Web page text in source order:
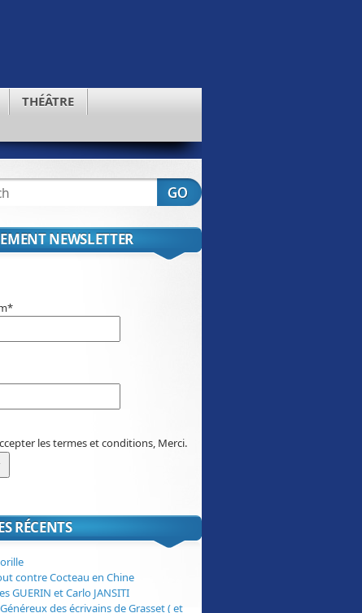
THÉÂTRE
NEWSLETTER
les termes et conditions, Merci.
RÉCENTS
contre Cocteau en Chine
GUERIN et Carlo JANSITI
des écrivains de Grasset ( et